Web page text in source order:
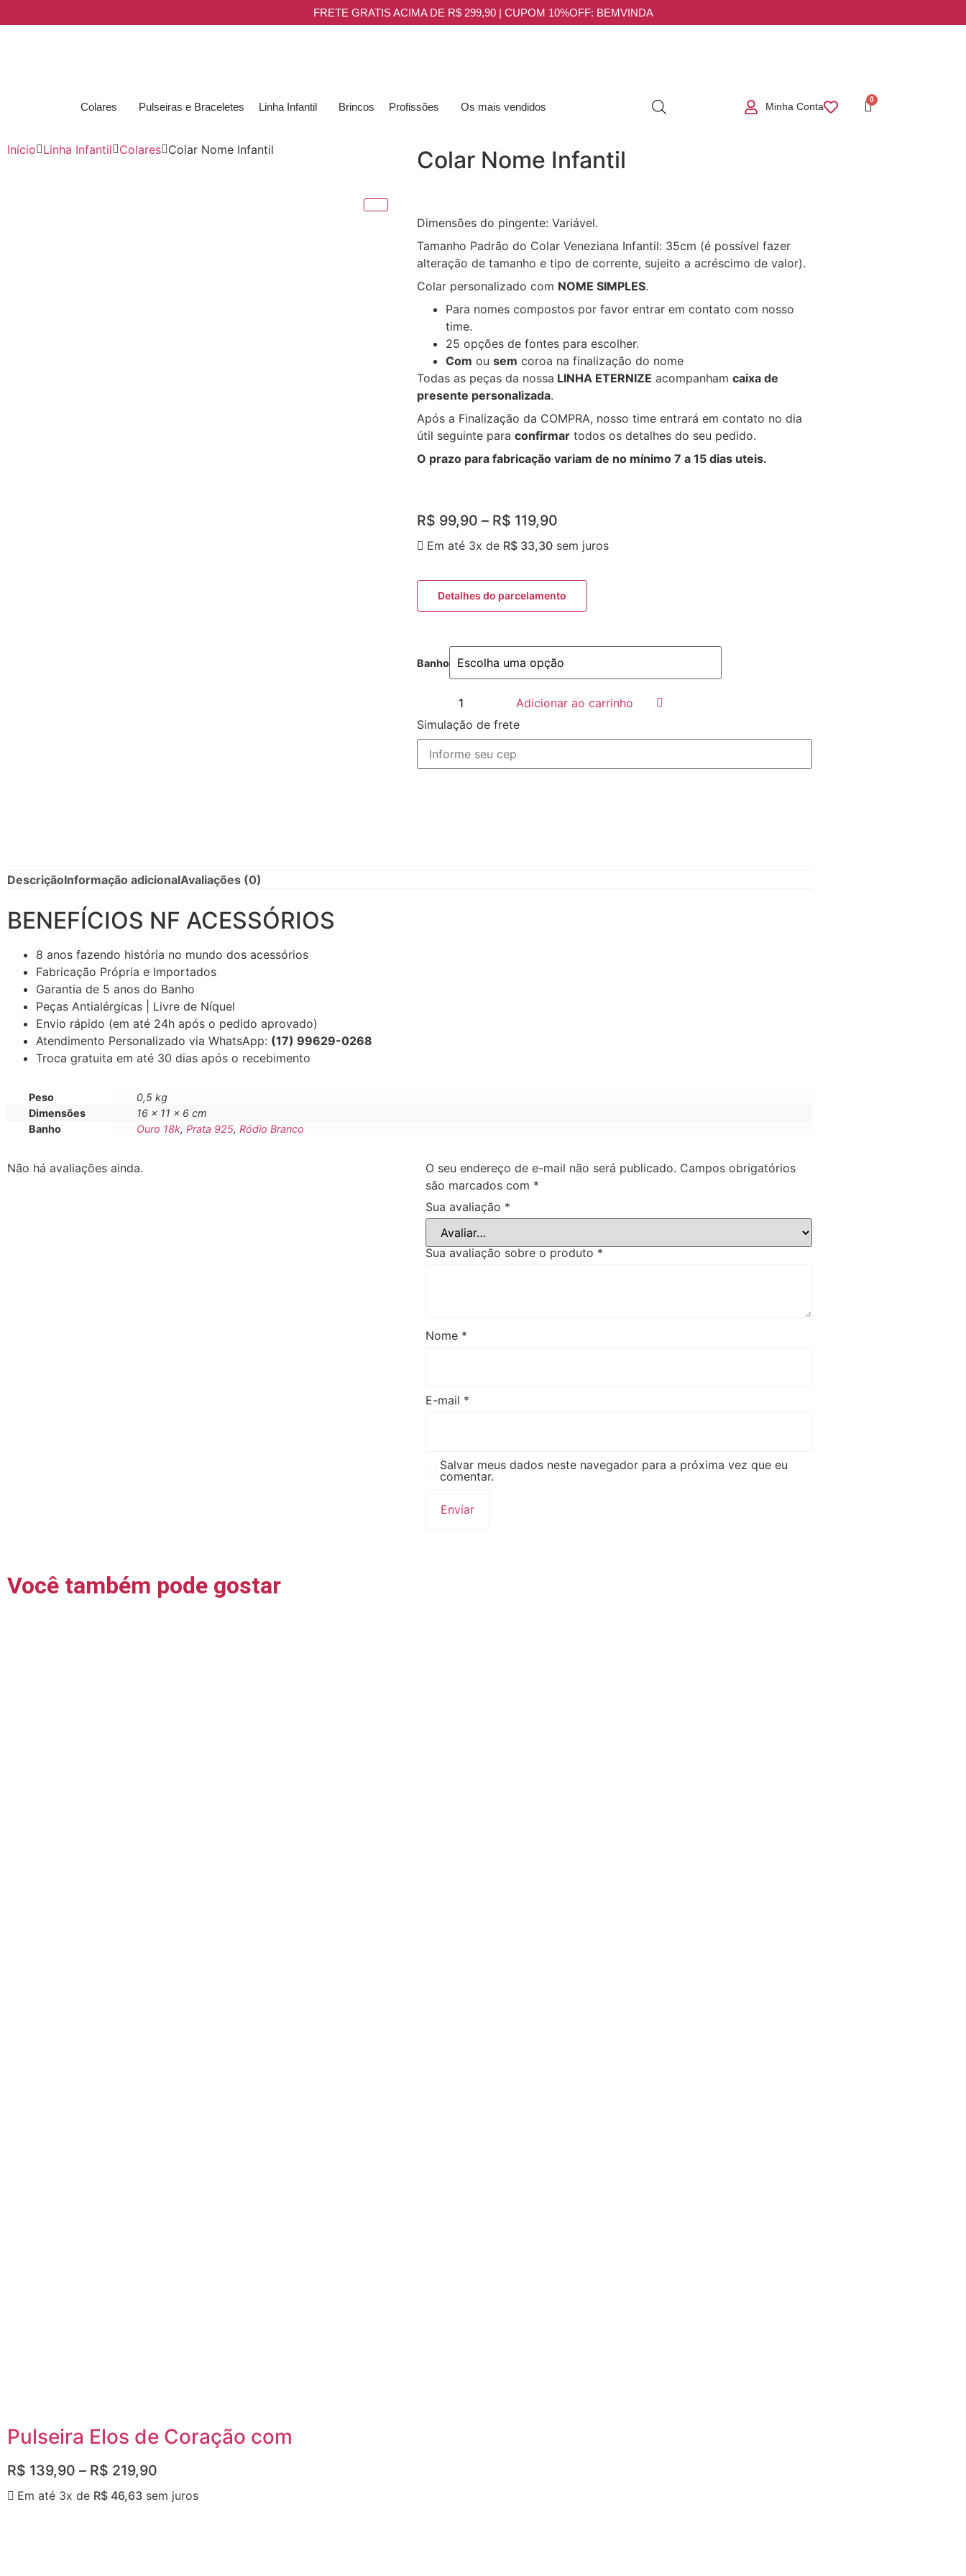
FRETE GRATIS ACIMA DE R$ 299,90 | CUPOM 10%OFF: BEMVINDA
Colares Pulseiras e Braceletes Linha Infantil Brincos Profissões Os mais vendidos Minha Conta
Início Linha Infantil Colares Colar Nome Infantil Colar Nome Infantil
Dimensões do pingente: Variável.
Tamanho Padrão do Colar Veneziana Infantil: 35cm (é possível fazer
alteração de tamanho e tipo de corrente, sujeito a acréscimo de valor).
Colar personalizado com NOME SIMPLES.
Para nomes compostos por favor entrar em contato com nosso
time.
25 opções de fontes para escolher.
Com ou sem coroa na finalização do nome
Todas as peças da nossa LINHA ETERNIZE acompanham caixa de
presente personalizada.
Após a Finalização da COMPRA, nosso time entrará em contato no dia
útil seguinte para confirmar todos os detalhes do seu pedido.
O prazo para fabricação variam de no mínimo 7 a 15 dias uteis.
R$ 99,90 – R$ 119,90
Em até 3x de R$ 33,30 sem juros
Detalhes do parcelamento
Banho
Adicionar ao carrinho
Simulação de frete
DescriçãoInformação adicionalAvaliações (0)
BENEFÍCIOS NF ACESSÓRIOS
8 anos fazendo história no mundo dos acessórios
Fabricação Própria e Importados
Garantia de 5 anos do Banho
Peças Antialérgicas | Livre de Níquel
Envio rápido (em até 24h após o pedido aprovado)
Atendimento Personalizado via WhatsApp: (17) 99629-0268
Troca gratuita em até 30 dias após o recebimento
Peso
0,5 kg
Dimensões
16 × 11 × 6 cm
Banho
Ouro 18k, Prata 925, Ródio Branco
Não há avaliações ainda. O seu endereço de e-mail não será publicado. Campos obrigatórios
são marcados com *
Sua avaliação *
Sua avaliação sobre o produto *
Nome *
E-mail *
Salvar meus dados neste navegador para a próxima vez que eu
comentar.
Você também pode gostar
Pulseira Elos de Coração com
R$ 139,90 – R$ 219,90
Em até 3x de R$ 46,63 sem juros